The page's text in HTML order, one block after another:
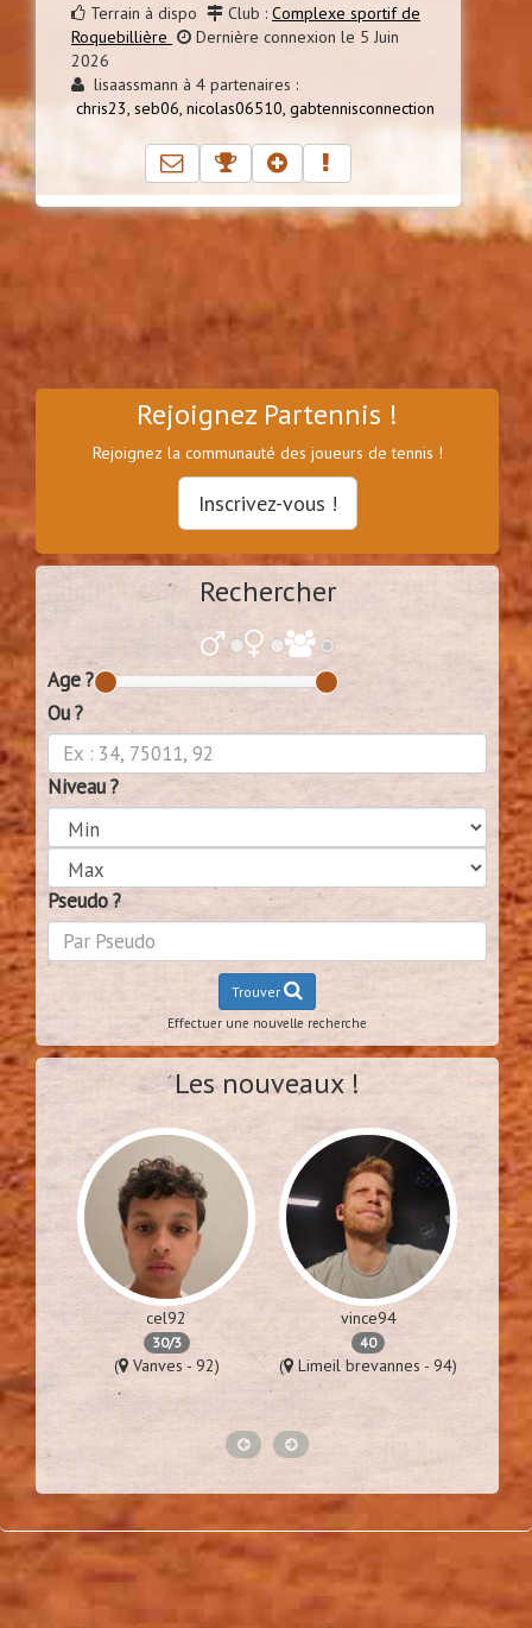
Terrain à dispo Club : Complexe sportif de
Roquebillière
Dernière connexion le 5 Juin
2026
lisaassmann à 4 partenaires :
chris23, seb06, nicolas06510, gabtennisconnection
Rejoignez Partennis !
Rejoignez la communauté des joueurs de tennis !
Inscrivez-vous !
Rechercher
Age ?
Ou ?
Niveau ?
Pseudo ?
Trouver
Effectuer une nouvelle recherche
Les nouveaux !
cel92
30/3
( Vanves - 92)
vince94
40
( Limeil brevannes - 94) St